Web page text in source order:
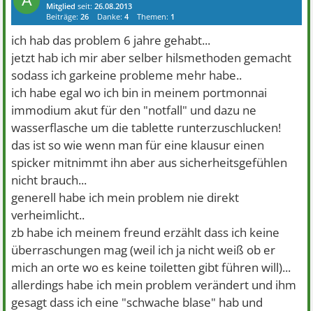
Mitglied seit:26.08.2013
Beiträge:26 Danke:4 Themen: 1
ich hab das problem 6 jahre gehabt...
jetzt hab ich mir aber selber hilsmethoden gemacht
sodass ich garkeine probleme mehr habe..
ich habe egal wo ich bin in meinem portmonnai
immodium akut für den "notfall" und dazu ne
wasserflasche um die tablette runterzuschlucken!
das ist so wie wenn man für eine klausur einen
spicker mitnimmt ihn aber aus sicherheitsgefühlen
nicht brauch...
generell habe ich mein problem nie direkt
verheimlicht..
zb habe ich meinem freund erzählt dass ich keine
überraschungen mag (weil ich ja nicht weiß ob er
mich an orte wo es keine toiletten gibt führen will)...
allerdings habe ich mein problem verändert und ihm
gesagt dass ich eine "schwache blase" hab und